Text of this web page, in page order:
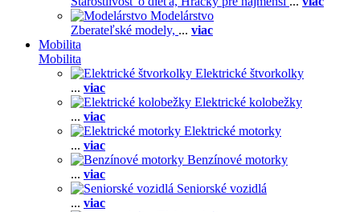
Modelárstvo
Zberateľské modely, ... viac
Mobilita
Mobilita
Elektrické štvorkolky
... viac
Elektrické kolobežky
... viac
Elektrické motorky
... viac
Benzínové motorky
... viac
Seniorské vozidlá
... viac